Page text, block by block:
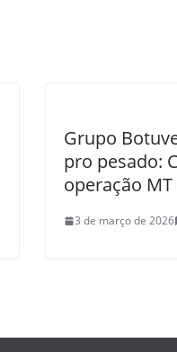
Grupo
pro pesado:
operação MT
3 de março de 2026